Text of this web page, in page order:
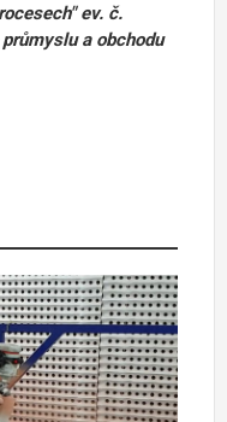
ev. č.
a obchodu